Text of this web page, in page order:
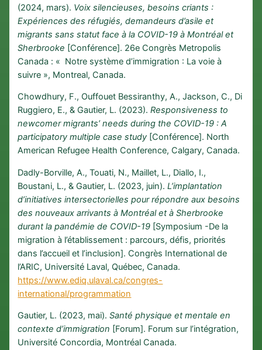
(2024, mars). Voix silencieuses, besoins criants :
Expériences des réfugiés, demandeurs d’asile et
migrants sans statut face à la COVID-19 à Montréal et
Sherbrooke [Conférence]. 26e Congrès Metropolis
Canada : « Notre système d’immigration : La voie à
suivre », Montreal, Canada.
Chowdhury, F., Ouffouet Bessiranthy, A., Jackson, C., Di
Ruggiero, E., & Gautier, L. (2023).Responsiveness to
newcomer migrants’ needs during the COVID-19 : A
participatory multiple case study [Conférence]. North
American Refugee Health Conference, Calgary, Canada.
Dadly-Borville, A., Touati, N., Maillet, L., Diallo, I.,
Boustani, L., & Gautier, L. (2023, juin).L’implantation
d’initiatives intersectorielles pour répondre aux besoins
des nouveaux arrivants à Montréal et à Sherbrooke
durant la pandémie de COVID-19 [Symposium -De la
migration à l’établissement : parcours, défis, priorités
dans l’accueil et l’inclusion]. Congrès International de
l’ARIC, Université Laval, Québec, Canada.
https://www.ediq.ulaval.ca/congres-
international/programmation
Gautier, L. (2023, mai).Santé physique et mentale en
contexte d’immigration [Forum]. Forum sur l’intégration,
Université Concordia, Montréal Canada.